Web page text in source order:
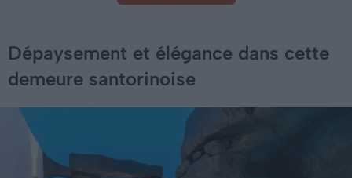
Dépaysement et élégance dans cette
demeure santorinoise